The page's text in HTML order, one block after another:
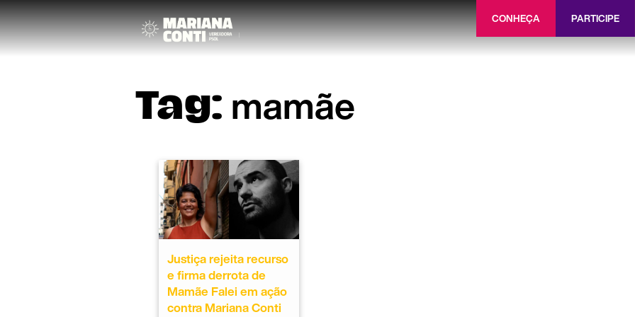
CONHEÇA PARTICIPE
Tag: mamãe
Justiça rejeita recurso
e firma derrota de
Mamãe Falei em ação
contra Mariana Conti